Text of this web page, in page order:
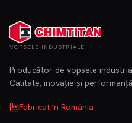
VOPSELE INDUSTRIALE
Producător de vopsele
Calitate, inovație și
Fabricat în România